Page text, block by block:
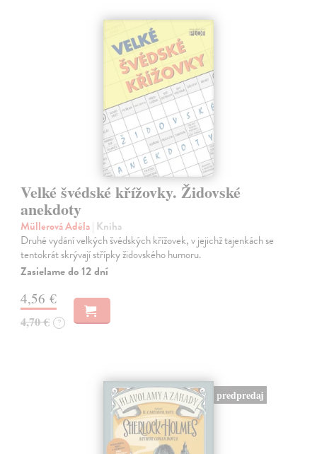
Velké švédské křížovky. Židovské
anekdoty
Müllerová Adéla| Kniha
Druhé vydání velkých švédských křížovek, v jejichž tajenkách se
tentokrát skrývají střípky židovského humoru.
Zasielame do 12 dní
4,56 €
4,70 € ?
predpredaj